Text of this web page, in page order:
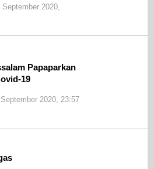
2020,
Papaparkan
19
2020, 23:57